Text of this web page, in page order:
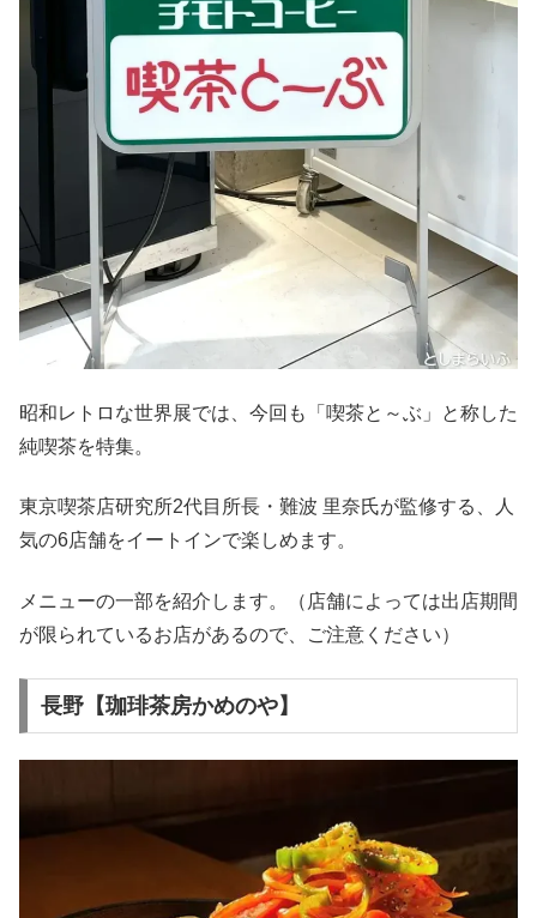
昭和レトロな世界展では、今回も「喫茶と～ぶ」と称した
純喫茶を特集。
東京喫茶店研究所2代目所長・難波 里奈氏が監修する、人
気の6店舗をイートインで楽しめます。
メニューの一部を紹介します。（店舗によっては出店期間
が限られているお店があるので、ご注意ください）
長野【珈琲茶房かめのや】